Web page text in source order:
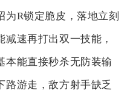
R锁定脆皮，落地立刻
速再打出双一技能，
本能直接秒杀无防装输
路游走，敌方射手缺乏